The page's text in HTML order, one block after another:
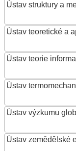
Ústav struktury a
Ústav teoretické a
Ústav teorie
Ústav
Ústav výzkumu
Ústav zemědělské